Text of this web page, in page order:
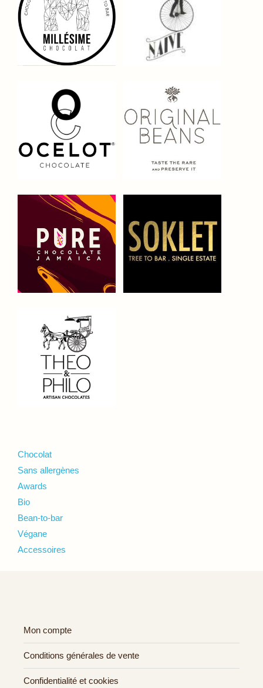
Chocolat
Sans allergènes
Awards
Bio
Bean-to-bar
Végane
Accessoires
Mon compte
Conditions générales de vente
Confidentialité et cookies